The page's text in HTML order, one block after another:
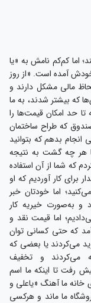
اما کم‌کم نامش به «یا
آمده است. «از روز
مالی مشکل دارند و
که بیشتر شدند، به ما
حد امکان قیمت‌ها را
که طراح ساختمان
بدهم که بتوانید
هر چه گشت به نتیجه
که شما از آن استفاده
برای کار آوردیم که او
اما خودتان خبر
و به‌صورت خیریه کار
اما قیمت نقد و
که حتی کسانی توان
می‌کردند یا بعضی که
می‌کردند و تخفیف
رفت تا اینکه ما اسم
خانه ما آهنگ «یاعلی و
ما ماند و هرکسی